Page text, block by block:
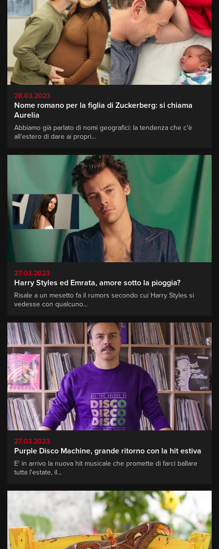
28.03.2023
Nome romano per la figlia di Zuckerberg: si chiama
Aurelia
Abbiamo già parlato di nomi geografici: la tendenza che c'è
all'estero di dare ai propri...
27.03.2023
Harry Styles ed Emrata, amore sotto la pioggia?
Risale a un mesetto fa il rumors secondo cui Harry Styles si
vedesse con qualcuno...
27.03.2023
Purple Disco Machine, grande ritorno con la hit estiva
E' in arrivo la nuova hit musicale che promette di farci ballare
tutta l'estate, il...